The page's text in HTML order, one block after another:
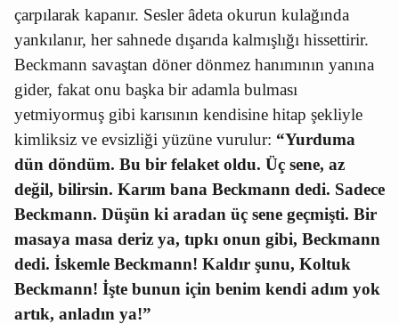
çarpılarak kapanır. Sesler âdeta okurun kulağında
yankılanır, her sahnede dışarıda kalmışlığı hissettirir.
Beckmann savaştan döner dönmez hanımının yanına
gider, fakat onu başka bir adamla bulması
yetmiyormuş gibi karısının kendisine hitap şekliyle
kimliksiz ve evsizliği yüzüne vurulur: “Yurduma
dün döndüm. Bu bir felaket oldu. Üç sene, az
değil, bilirsin. Karım bana Beckmann dedi. Sadece
Beckmann. Düşün ki aradan üç sene geçmişti. Bir
masaya masa deriz ya, tıpkı onun gibi, Beckmann
dedi. İskemle Beckmann! Kaldır şunu, Koltuk
Beckmann! İşte bunun için benim kendi adım yok
artık, anladın ya!”